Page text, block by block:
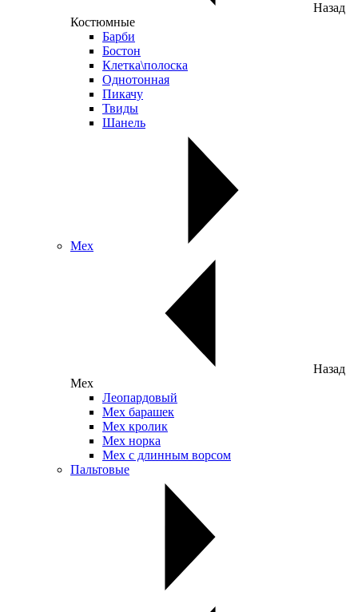
Назад
Костюмные
Барби
Бостон
Клетка\полоска
Однотонная
Пикачу
Твиды
Шанель
Мех
Назад
Мех
Леопардовый
Мех барашек
Мех кролик
Мех норка
Мех с длинным ворсом
Пальтовые